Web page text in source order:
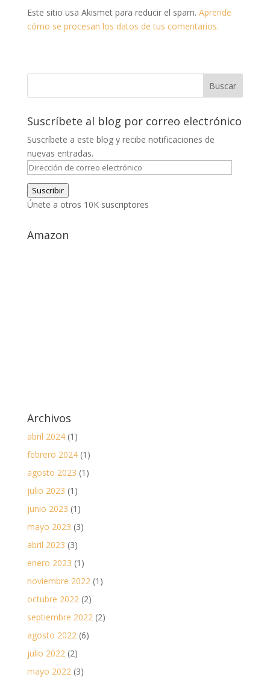
Este sitio usa Akismet para reducir el spam. Aprende
cómo se procesan los datos de tus comentarios.
Suscríbete al blog por correo electrónico
Suscríbete a este blog y recibe notificaciones de
nuevas entradas.
Dirección
de
correo
electrónico
Suscribir
Únete a otros 10K suscriptores
Amazon
Archivos
abril 2024(1)
febrero 2024(1)
agosto 2023 (1)
julio 2023 (1)
junio 2023 (1)
mayo 2023 (3)
abril 2023 (3)
enero 2023 (1)
noviembre 2022(1)
octubre 2022(2)
septiembre 2022(2)
agosto 2022(6)
julio 2022(2)
mayo 2022(3)